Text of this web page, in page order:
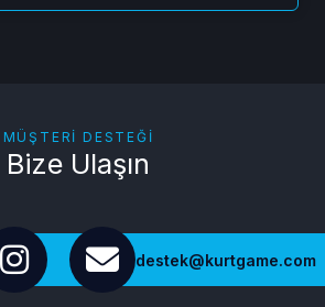
MÜŞTERI DESTEĞI
Bize Ulaşın
destek@kurtgame.com